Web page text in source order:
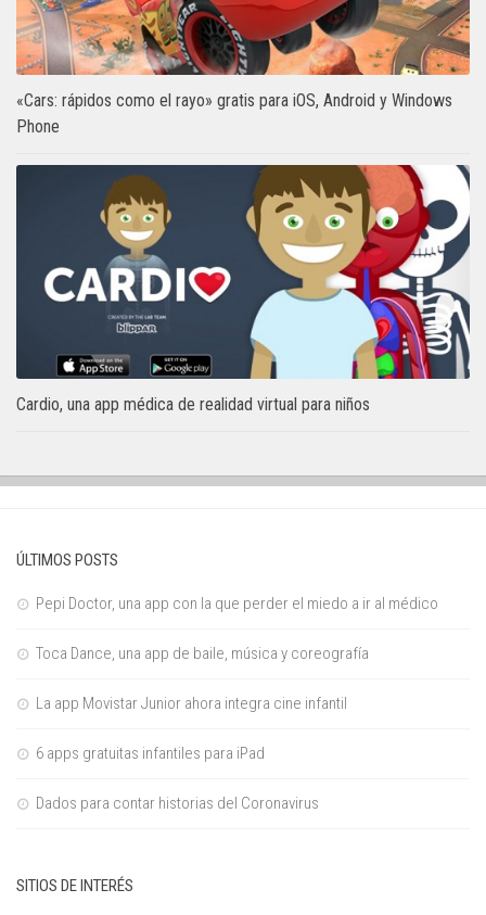
«Cars: rápidos como el rayo» gratis para iOS, Android y Windows
Phone
Cardio, una app médica de realidad virtual para niños
ÚLTIMOS POSTS
Pepi Doctor, una app con la que perder el miedo a ir al médico
Toca Dance, una app de baile, música y coreografía
La app Movistar Junior ahora integra cine infantil
6 apps gratuitas infantiles para iPad
Dados para contar historias del Coronavirus
SITIOS DE INTERÉS